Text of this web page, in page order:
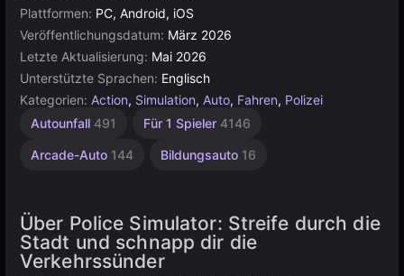
Plattformen: PC, Android, iOS
Veröffentlichungsdatum: März 2026
Letzte Aktualisierung: Mai 2026
Unterstützte Sprachen: Englisch
Kategorien: Action, Simulation, Auto, Fahren, Polizei
Autounfall 491 Für 1 Spieler 4146
Arcade-Auto 144 Bildungsauto 16
Über Police Simulator: Streife durch die
Stadt und schnapp dir die
Verkehrssünder